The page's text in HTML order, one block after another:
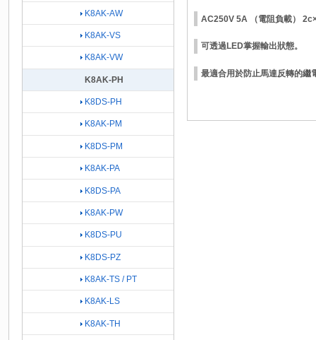
AC250V 5A （電阻負載）
可透過LED掌握輸出狀態。
最適合用於防止馬達反轉的繼
K8AK-AW
K8AK-VS
K8AK-VW
K8AK-PH
K8DS-PH
K8AK-PM
K8DS-PM
K8AK-PA
K8DS-PA
K8AK-PW
K8DS-PU
K8DS-PZ
K8AK-TS / PT
K8AK-LS
K8AK-TH